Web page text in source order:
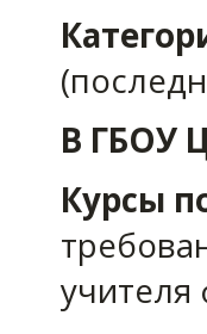
В ГБОУ
Курсы